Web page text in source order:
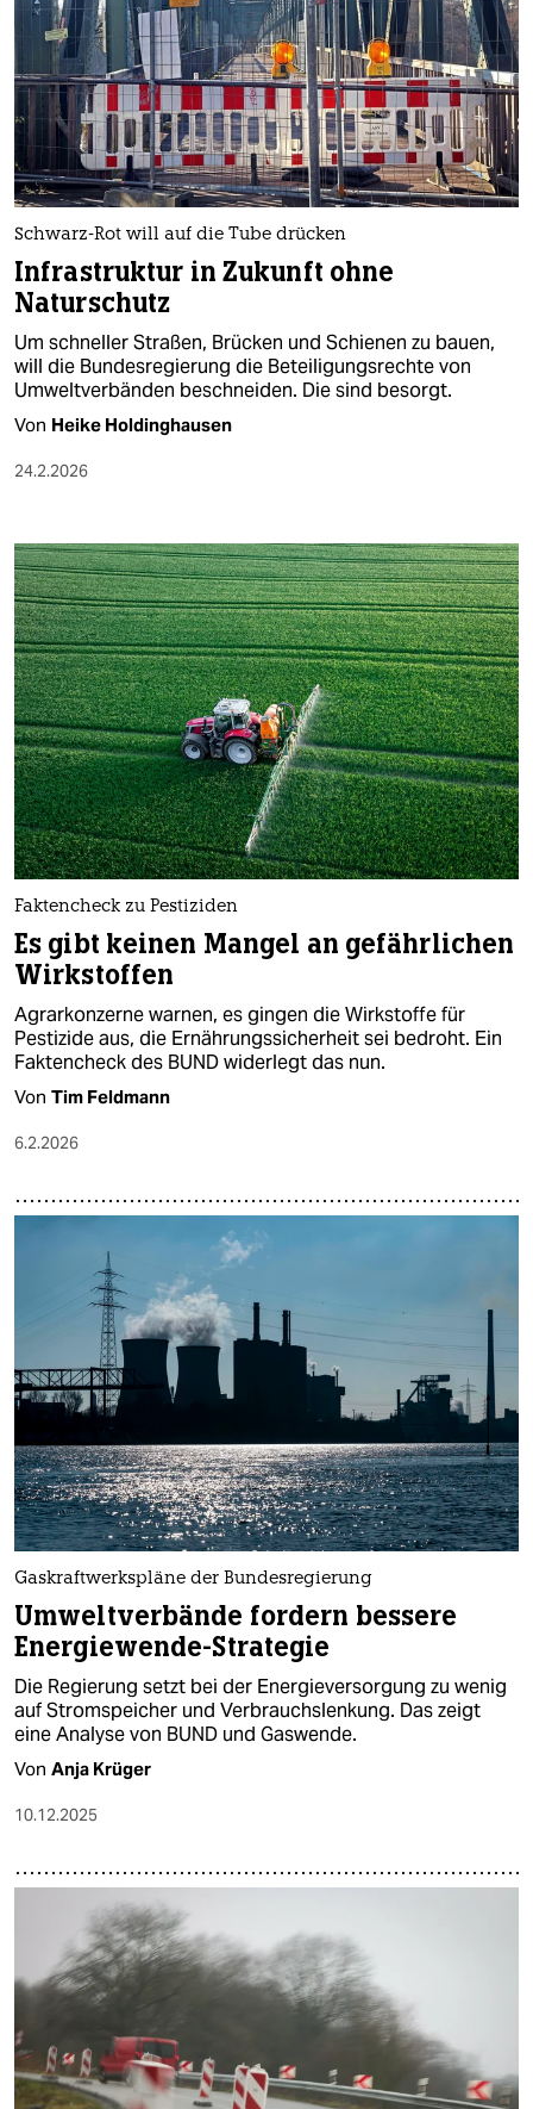
Schwarz-Rot will auf die Tube drücken
Infrastruktur in Zukunft ohne
Naturschutz
Um schneller Straßen, Brücken und Schienen zu bauen,
will die Bundesregierung die Beteiligungsrechte von
Umweltverbänden beschneiden. Die sind besorgt.
Von Heike Holdinghausen
24.2.2026
Faktencheck zu Pestiziden
Es gibt keinen Mangel an gefährlichen
Wirkstoffen
Agrarkonzerne warnen, es gingen die Wirkstoffe für
Pestizide aus, die Ernährungssicherheit sei bedroht. Ein
Faktencheck des BUND widerlegt das nun.
Von Tim Feldmann
6.2.2026
Gaskraftwerkspläne der Bundesregierung
Umweltverbände fordern bessere
Energiewende-Strategie
Die Regierung setzt bei der Energieversorgung zu wenig
auf Stromspeicher und Verbrauchslenkung. Das zeigt
eine Analyse von BUND und Gaswende.
Von Anja Krüger
10.12.2025